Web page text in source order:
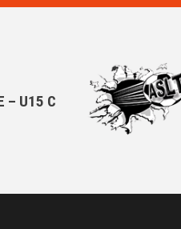
– U15 C